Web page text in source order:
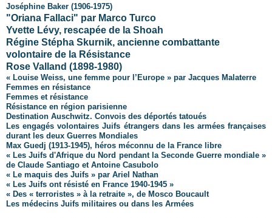
Joséphine Baker (1906-1975)
"Oriana Fallaci" par Marco Turco
Yvette Lévy, rescapée de la Shoah
Régine Stépha Skurnik, ancienne combattante
volontaire de la Résistance
Rose Valland (1898-1980)
« Louise Weiss, une femme pour l’Europe » par Jacques Malaterre
Femmes en résistance
Femmes et résistance
Résistance en région parisienne
Destination Auschwitz. Convois des déportés tatoués
Les engagés volontaires Juifs étrangers dans les armées françaises
durant les deux Guerres Mondiales
Max Guedj (1913-1945), héros méconnu de la France libre
« Les Juifs d'Afrique du Nord pendant la Seconde Guerre mondiale »
de Claude Santiago et Antoine Casubolo
« Le maquis des Juifs » par Ariel Nathan
« Les Juifs ont résisté en France 1940-1945 »
« Des « terroristes » à la retraite », de Mosco Boucault
Les médecins Juifs militaires ou dans les Armées